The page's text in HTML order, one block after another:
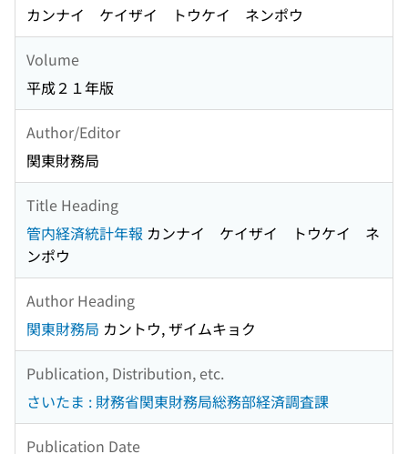
カンナイ ケイザイ トウケイ ネンポウ
Volume
平成２１年版
Author/Editor
関東財務局
Title Heading
管内経済統計年報 カンナイ ケイザイ トウケイ ネ
ンポウ
Author Heading
関東財務局 カントウ, ザイムキョク
Publication, Distribution, etc.
さいたま : 財務省関東財務局総務部経済調査課
Publication Date